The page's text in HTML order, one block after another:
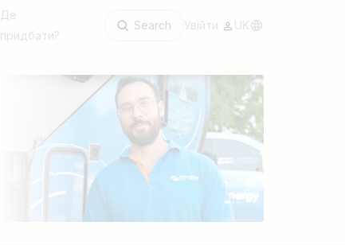
Де
придбати?
Search Увійти UK